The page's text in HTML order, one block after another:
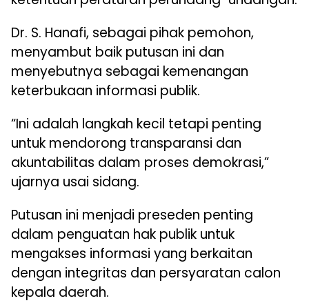
Dr. S. Hanafi, sebagai pihak pemohon,
menyambut baik putusan ini dan
menyebutnya sebagai kemenangan
keterbukaan informasi publik.
“Ini adalah langkah kecil tetapi penting
untuk mendorong transparansi dan
akuntabilitas dalam proses demokrasi,”
ujarnya usai sidang.
Putusan ini menjadi preseden penting
dalam penguatan hak publik untuk
mengakses informasi yang berkaitan
dengan integritas dan persyaratan calon
kepala daerah.